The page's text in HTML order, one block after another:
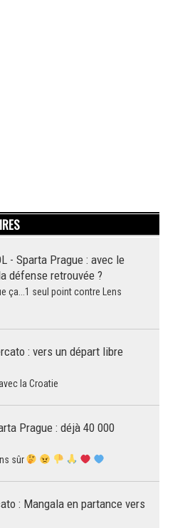
- Sparta Prague : avec le
défense retrouvée ?
ça...1 seul point contre Lens
: vers un départ libre
la Croatie
Prague : déjà 40 000
sûr
: Mangala en partance vers